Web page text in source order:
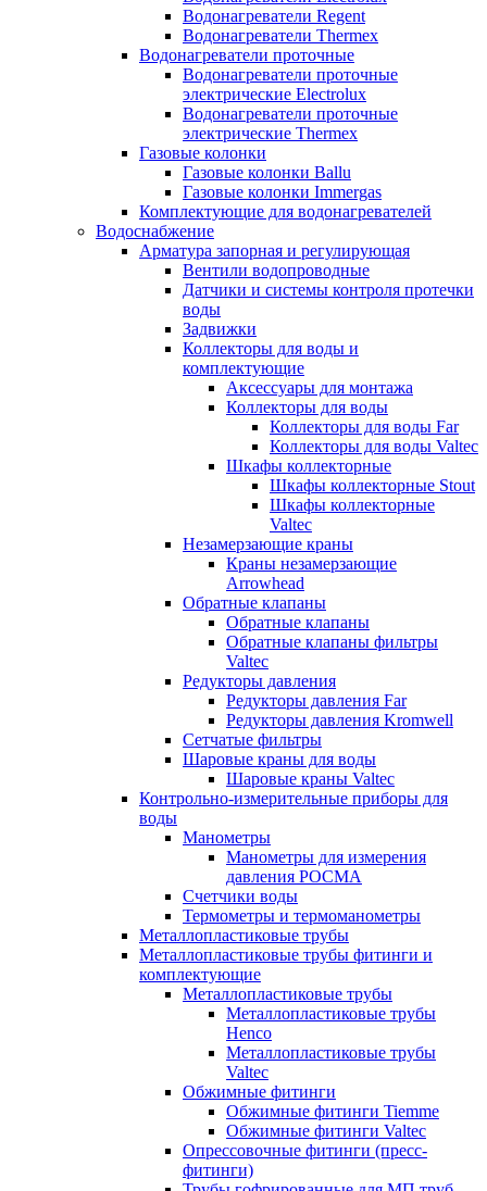
Водонагреватели Regent
Водонагреватели Thermex
Водонагреватели проточные
Водонагреватели проточные
электрические Electrolux
Водонагреватели проточные
электрические Thermex
Газовые колонки
Газовые колонки Ballu
Газовые колонки Immergas
Комплектующие для водонагревателей
Водоснабжение
Арматура запорная и регулирующая
Вентили водопроводные
Датчики и системы контроля протечки
воды
Задвижки
Коллекторы для воды и
комплектующие
Аксессуары для монтажа
Коллекторы для воды
Коллекторы для воды Far
Коллекторы для воды Valtec
Шкафы коллекторные
Шкафы коллекторные Stout
Шкафы коллекторные
Valtec
Незамерзающие краны
Краны незамерзающие
Arrowhead
Обратные клапаны
Обратные клапаны
Обратные клапаны фильтры
Valtec
Редукторы давления
Редукторы давления Far
Редукторы давления Kromwell
Сетчатые фильтры
Шаровые краны для воды
Шаровые краны Valtec
Контрольно-измерительные приборы для
воды
Манометры
Манометры для измерения
давления РОСМА
Счетчики воды
Термометры и термоманометры
Металлопластиковые трубы
Металлопластиковые трубы фитинги и
комплектующие
Металлопластиковые трубы
Металлопластиковые трубы
Henco
Металлопластиковые трубы
Valtec
Обжимные фитинги
Обжимные фитинги Tiemme
Обжимные фитинги Valtec
Опрессовочные фитинги (пресс-
фитинги)